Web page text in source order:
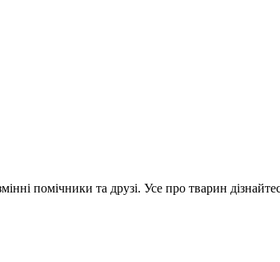
помічники та друзі. Усе про тварин